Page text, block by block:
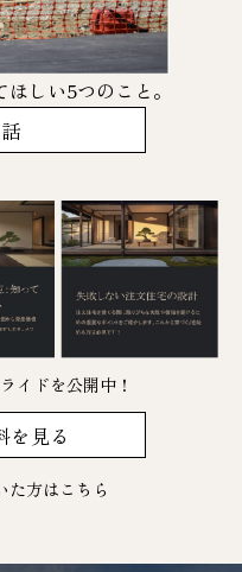
しい5つのこと。
イドを公開中！
を見る
た方は こちら